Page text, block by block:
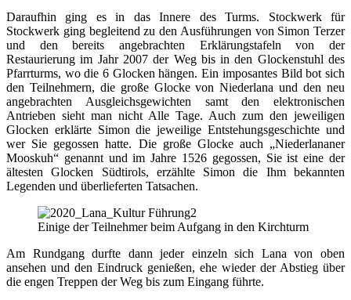
Daraufhin ging es in das Innere des Turms. Stockwerk für
Stockwerk ging begleitend zu den Ausführungen von Simon Terzer
und den bereits angebrachten Erklärungstafeln von der
Restaurierung im Jahr 2007 der Weg bis in den Glockenstuhl des
Pfarrturms, wo die 6 Glocken hängen. Ein imposantes Bild bot sich
den Teilnehmern, die große Glocke von Niederlana und den neu
angebrachten Ausgleichsgewichten samt den elektronischen
Antrieben sieht man nicht Alle Tage. Auch zum den jeweiligen
Glocken erklärte Simon die jeweilige Entstehungsgeschichte und
wer Sie gegossen hatte. Die große Glocke auch „Niederlananer
Mooskuh“ genannt und im Jahre 1526 gegossen, Sie ist eine der
ältesten Glocken Südtirols, erzählte Simon die Ihm bekannten
Legenden und überlieferten Tatsachen.
Einige der Teilnehmer beim Aufgang in den Kirchturm
Am Rundgang durfte dann jeder einzeln sich Lana von oben
ansehen und den Eindruck genießen, ehe wieder der Abstieg über
die engen Treppen der Weg bis zum Eingang führte.